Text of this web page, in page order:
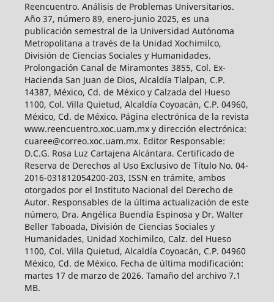
Reencuentro. Análisis de Problemas Universitarios.
Año 37, número 89, enero-junio 2025, es una
publicación semestral de la Universidad Autónoma
Metropolitana a través de la Unidad Xochimilco,
División de Ciencias Sociales y Humanidades.
Prolongación Canal de Miramontes 3855, Col. Ex-
Hacienda San Juan de Dios, Alcaldía Tlalpan, C.P.
14387, México, Cd. de México y Calzada del Hueso
1100, Col. Villa Quietud, Alcaldía Coyoacán, C.P. 04960,
México, Cd. de México. Página electrónica de la revista
www.reencuentro.xoc.uam.mx y dirección electrónica:
cuaree@correo.xoc.uam.mx. Editor Responsable:
D.C.G. Rosa Luz Cartajena Alcántara. Certificado de
Reserva de Derechos al Uso Exclusivo de Título No. 04-
2016-031812054200-203, ISSN en trámite, ambos
otorgados por el Instituto Nacional del Derecho de
Autor. Responsables de la última actualización de este
número, Dra. Angélica Buendía Espinosa y Dr. Walter
Beller Taboada, División de Ciencias Sociales y
Humanidades, Unidad Xochimilco, Calz. del Hueso
1100, Col. Villa Quietud, Alcaldía Coyoacán, C.P. 04960
México, Cd. de México. Fecha de última modificación:
martes 17 de marzo de 2026. Tamaño del archivo 7.1
MB.